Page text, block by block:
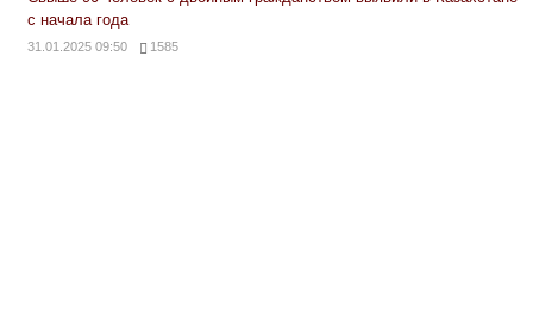
с начала года
31.01.2025 09:50 1585